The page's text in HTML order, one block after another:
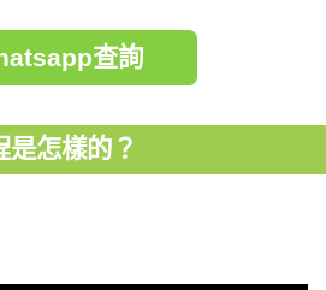
查詢
是怎樣的？